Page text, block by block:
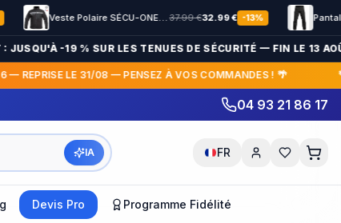
Veste Polaire SÉCU-ONE HV-TAPE Sécurité Privée noir37.99€32.99€ -13%
-19 % SUR LES TENUES DE SÉCURITÉ — FIN LE 13
LE 31/08 — PENSEZ À VOS COMMANDES ! 🌴 🌴
04 93 21 86 17
IA FR
Devis Pro Programme Fidélité